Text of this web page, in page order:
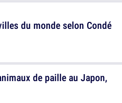
de paille au Japon,
du monde selon Condé